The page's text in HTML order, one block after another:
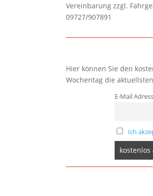
Vereinbarung zzgl.
09727/907891
Hier können Sie den
Wochentag die
E-Mail
Ich